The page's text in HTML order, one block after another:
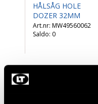
HÅLSÅG HOLE
DOZER 32MM
MW49560062
Saldo: 0